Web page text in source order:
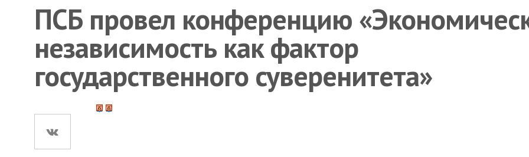
ПСБ провел конференцию
независимость как фактор
государственного суверенитета»